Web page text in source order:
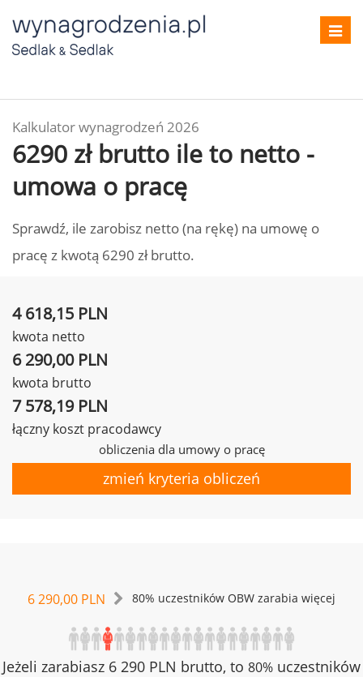
Kalkulator wynagrodzeń 2026
6290 zł brutto ile to netto -
umowa o pracę
Sprawdź, ile zarobisz netto (na rękę) na umowę o
pracę z kwotą 6290 zł brutto.
4 618,15 PLN
kwota netto
6 290,00 PLN
kwota brutto
7 578,19 PLN
łączny koszt pracodawcy
obliczenia dla umowy o pracę
zmień kryteria obliczeń
6 290,00 PLN 80% uczestników OBW zarabia więcej
Jeżeli zarabiasz 6 290 PLN brutto, to 80% uczestników